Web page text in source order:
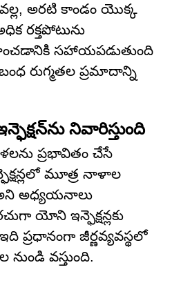
అరటి కాండం యొక్క
రక్తపోటును
సహాయపడుతుంది
రుగ్మతల ప్రమాదాన్ని
నివారిస్తుంది
ప్రభావితం చేసే
మూత్ర నాళాల
అని అధ్యయనాలు
యోని ఇన్ఫెక్షన్లకు
ప్రధానంగా జీర్ణవ్యవస్థలో
వస్తుంది.